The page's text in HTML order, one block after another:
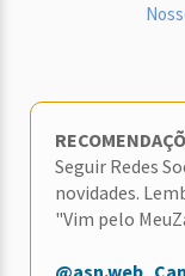
Seguir Redes
novidades.
"Vim pelo